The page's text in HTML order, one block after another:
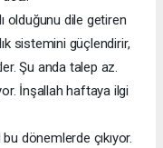
olduğunu dile getiren
sistemini güçlendirir,
Şu anda talep az.
İnşallah haftaya ilgi
dönemlerde çıkıyor.